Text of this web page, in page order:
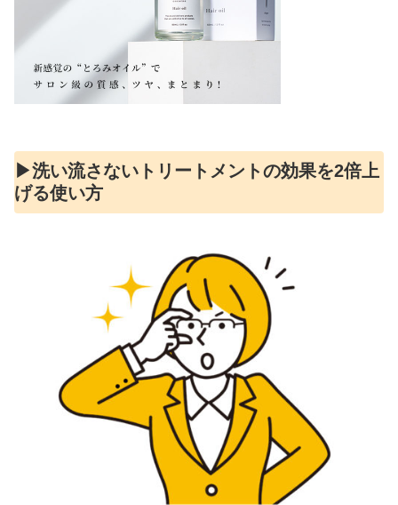
▶︎洗い流さないトリートメントの効果を2倍上
げる使い方